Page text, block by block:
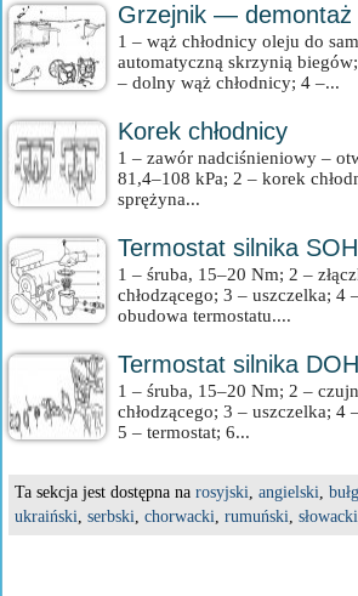
Grzejnik — demontaż
1 – wąż chłodnicy oleju do
automatyczną skrzynią
– dolny wąż chłodnicy; 4 –...
Korek chłodnicy
1 – zawór nadciśnieniowy –
81,4–108 kPa; 2 – korek
sprężyna...
Termostat silnika
1 – śruba, 15–20 Nm; 2 –
chłodzącego; 3 – uszczelka; 4
obudowa termostatu....
Termostat silnika
1 – śruba, 15–20 Nm; 2 –
chłodzącego; 3 – uszczelka; 4
5 – termostat; 6...
Ta sekcja jest dostępna na rosyjski, angielski,
ukraiński, serbski, chorwacki, rumuński, słowacki